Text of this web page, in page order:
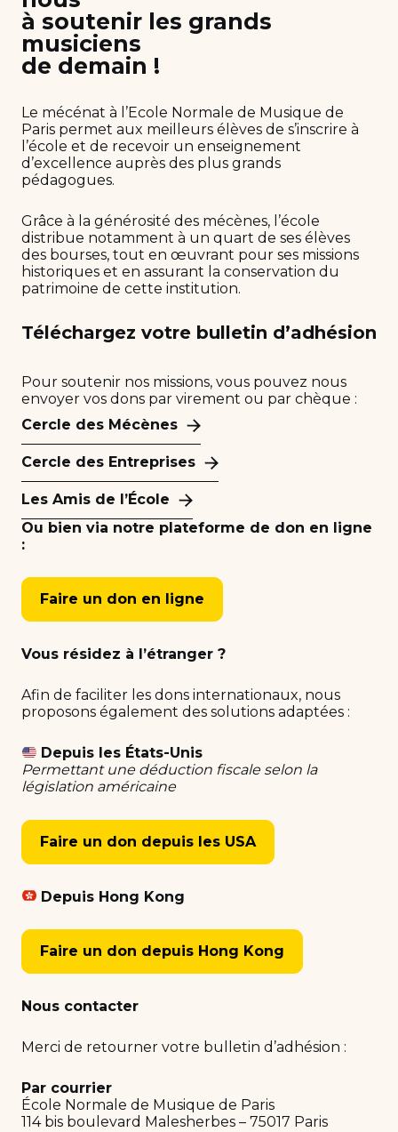
à soutenir les grands
musiciens
de demain !
Le mécénat à l’Ecole Normale de Musique de
Paris permet aux meilleurs élèves de s’inscrire à
l’école et de recevoir un enseignement
d’excellence auprès des plus grands
pédagogues.
Grâce à la générosité des mécènes, l’école
distribue notamment à un quart de ses élèves
des bourses, tout en œuvrant pour ses missions
historiques et en assurant la conservation du
patrimoine de cette institution.
Téléchargez votre bulletin d’adhésion
Pour soutenir nos missions, vous pouvez nous
envoyer vos dons par virement ou par chèque :
Cercle des Mécènes
Cercle des Entreprises
Les Amis de l’École
Ou bien via notre plateforme de don en ligne
:
Faire un don en ligne
Vous résidez à l’étranger ?
Afin de faciliter les dons internationaux, nous
proposons également des solutions adaptées :
Depuis les États-Unis
Permettant une déduction fiscale selon la
législation américaine
Faire un don depuis les USA
Depuis Hong Kong
Faire un don depuis Hong Kong
Nous contacter
Merci de retourner votre bulletin d’adhésion :
Par courrier
École Normale de Musique de Paris
114 bis boulevard Malesherbes – 75017 Paris